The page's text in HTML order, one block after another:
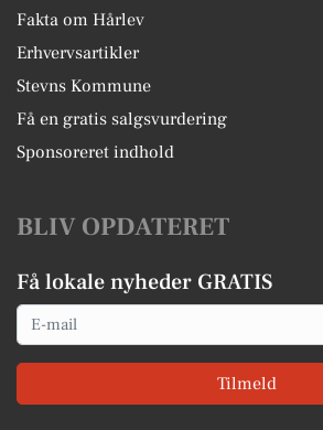
Fakta om Hårlev
Erhvervsartikler
Stevns Kommune
Få en gratis salgsvurdering
Sponsoreret indhold
BLIV OPDATERET
Få lokale nyheder GRATIS
Email
Tilmeld